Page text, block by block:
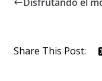
Share This Post: